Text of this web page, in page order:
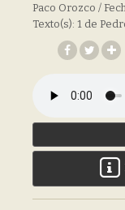
Paco Orozco /
Texto(s): 1 de